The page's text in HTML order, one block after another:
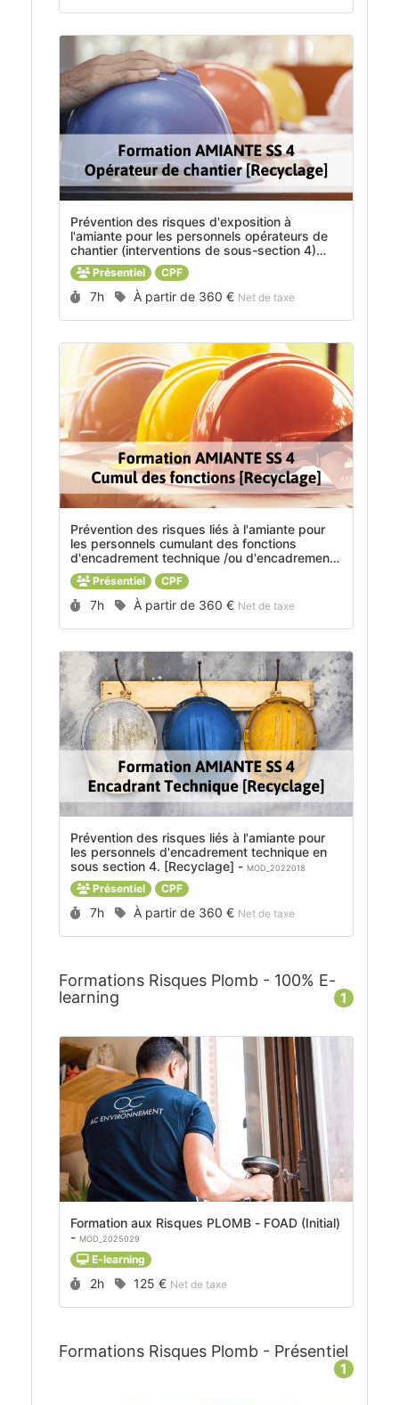
Prévention des risques d'exposition à
l'amiante pour les personnels opérateurs de
chantier (interventions de sous-section 4)
[Recyclage] -
MOD_2018015
Présentiel CPF
Durée :
7h Prix :
À partir de 360 € Net de taxe
Prévention des risques liés à l'amiante pour
les personnels cumulant des fonctions
d'encadrement technique /ou d'encadrement
de chantier et/ou d'opérateur - interventions
Présentiel CPF
Durée :
7h Prix :
À partir de 360 € Net de taxe
Prévention des risques liés à l'amiante pour
les personnels d'encadrement technique en
sous section 4. [Recyclage] - MOD_2022018
Présentiel CPF
Durée :
7h Prix :
À partir de 360 € Net de taxe
Formations Risques Plomb - 100% E-
learning
1
Formation aux Risques PLOMB - FOAD (Initial)
- MOD_2025029
E-learning
Durée :
2h Prix :
125 € Net de taxe
Formations Risques Plomb - Présentiel
1